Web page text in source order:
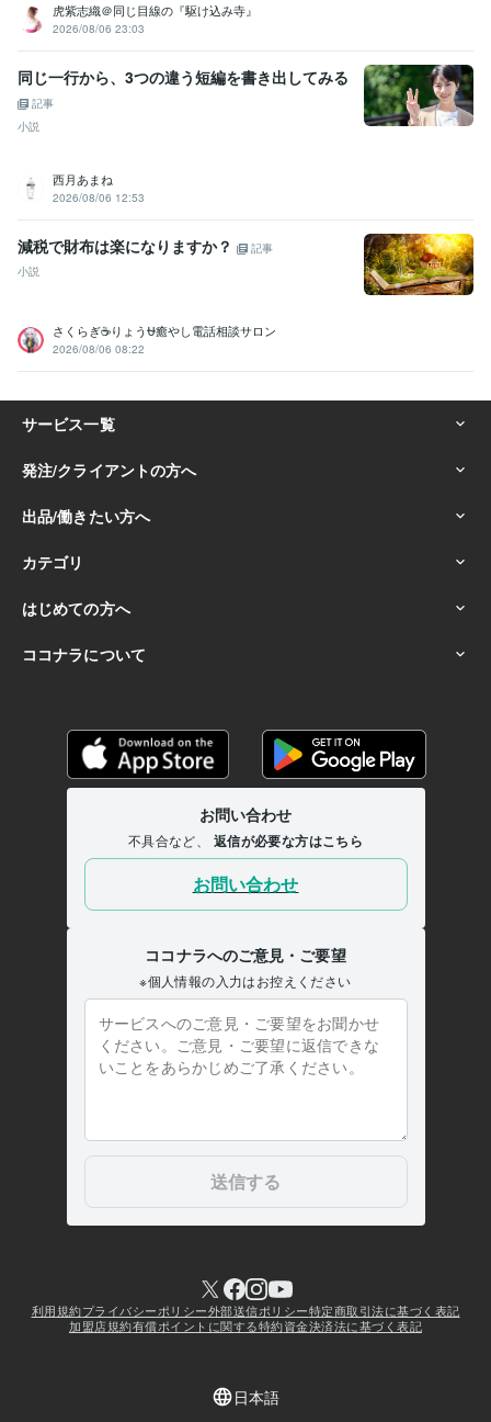
虎紫志織＠同じ目線の『駆け込み寺』
2026/08/06 23:03
同じ一行から、3つの違う短編を書き出してみる
記事
小説
西月あまね
2026/08/06 12:53
減税で財布は楽になりますか？
記事
小説
さくらぎ☕りょう⛎癒やし電話相談サロン
2026/08/06 08:22